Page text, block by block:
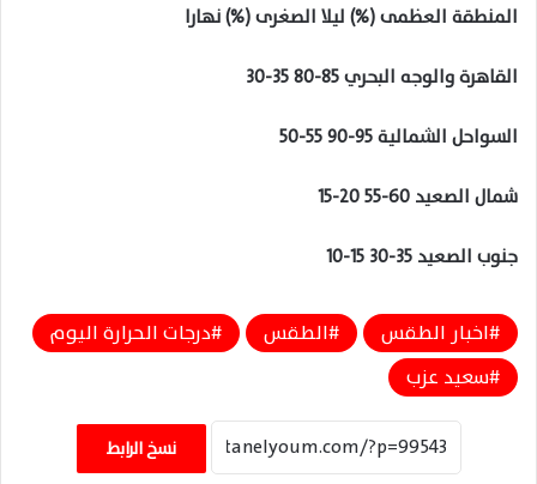
المنطقة العظمى (%) ليلا الصغرى (%) نهارا
القاهرة والوجه البحري 85-80 35-30
السواحل الشمالية 95-90 55-50
شمال الصعيد 60-55 20-15
جنوب الصعيد 35-30 15-10
اخبار الطقس الطقس
درجات الحرارة اليوم
سعيد عزب
نسخ الرابط